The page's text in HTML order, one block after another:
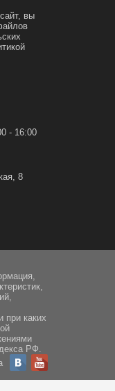
вы
- 16:00
8
при каких
РФ.